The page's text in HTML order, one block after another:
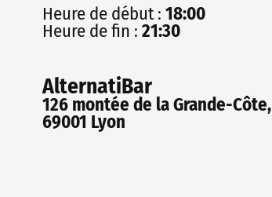
Heure de début : 18:00
Heure de fin : 21:30
AlternatiBar
126 montée de la Grande-Côte,
69001 Lyon